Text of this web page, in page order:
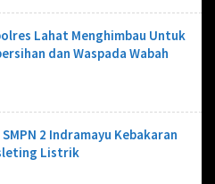
Lahat Menghimbau Untuk
dan Waspada Wabah
2 Indramayu Kebakaran
Listrik